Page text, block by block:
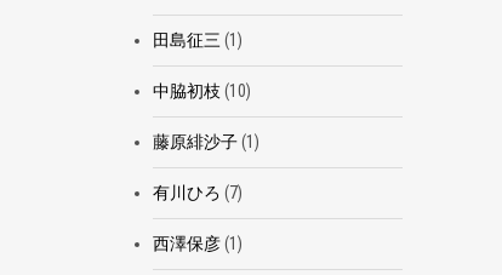
田島征三 (1)
中脇初枝 (10)
藤原緋沙子(1)
有川ひろ (7)
西澤保彦(1)